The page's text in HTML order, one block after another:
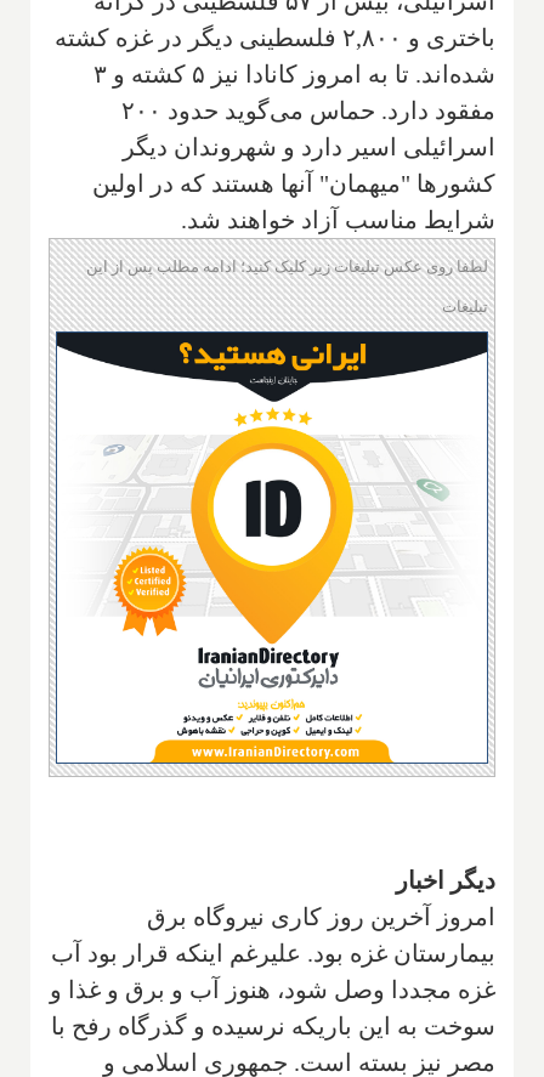
باختری و ۲,۸۰۰ فلسطینی دیگر در غزه کشته
شده‌اند. تا به امروز کانادا نیز ۵ کشته و ۳
مفقود دارد. حماس می‌گوید حدود ۲۰۰
اسرائیلی اسیر دارد و شهروندان دیگر
کشورها "میهمان" آنها هستند که در اولین
شرایط مناسب آزاد خواهند شد.
لطفا روی عکس تبلیغات زیر کلیک کنید؛ ادامه مطلب پس از این
تبلیغات
دیگر اخبار
امروز آخرین روز کاری نیروگاه برق
بیمارستان غزه بود. علیرغم اینکه قرار بود آب
غزه مجددا وصل شود، هنوز آب و برق و غذا و
سوخت به این باریکه نرسیده و گذرگاه رفح با
مصر نیز بسته است. جمهوری اسلامی و